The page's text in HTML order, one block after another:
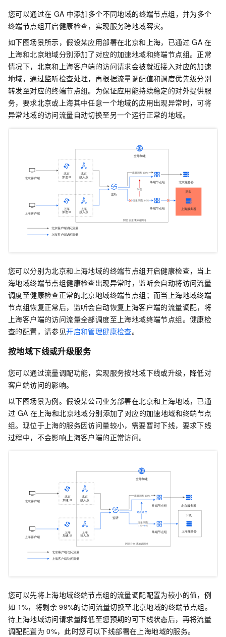
您可以通过在 GA 中添加多个不同地域的终端节点组，并为多个
终端节点组开启健康检查，实现服务跨地域容灾。
如下图场景所示，假设某应用部署在北京和上海，已通过 GA 在
上海和北京地域分别添加了对应的加速地域和终端节点组。正常
情况下，北京和上海客户端的访问请求会被就近接入对应的加速
地域，通过监听检查处理，再根据流量调配值和调度优先级分别
转发至对应的终端节点组。为保证应用能持续稳定的对外提供服
务，要求北京或上海其中任意一个地域的应用出现异常时，可将
异常地域的访问流量自动切换至另一个运行正常的地域。
您可以分别为北京和上海地域的终端节点组开启健康检查，当上
海地域终端节点组健康检查出现异常时，监听会自动将访问流量
调度至健康检查正常的北京地域终端节点组；而当上海地域终端
节点组恢复正常后，监听会自动恢复上海客户端的流量调配，将
上海客户端的访问流量全部调度至上海地域终端节点组。健康检
查的配置，请参见开启和管理健康检查。
按地域下线或升级服务
您可以通过流量调配功能，实现服务按地域下线或升级，降低对
客户端访问的影响。
以下图场景为例。假设某公司业务部署在北京和上海地域，已通
过 GA 在上海和北京地域分别添加了对应的加速地域和终端节点
组。现位于上海的服务因访问量较小，需要暂时下线，要求下线
过程中，不会影响上海客户端的正常访问。
您可以先将上海地域终端节点组的流量调配配置为较小的值，例
如 1%，将剩余 99%的访问流量切换至北京地域的终端节点组。
待上海地域访问请求量降低至您预期的可下线状态后，再将流量
调配配置为 0%，此时您可以下线部署在上海地域的服务。